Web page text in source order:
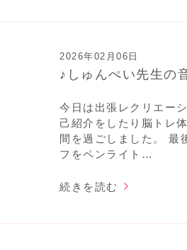
2026年02月06日
♪しゅんぺい先生の
今日は出張レクリエー
己紹介をしたり脳トレ
間を過ごしました。 最
フをペンライト…
続きを読む